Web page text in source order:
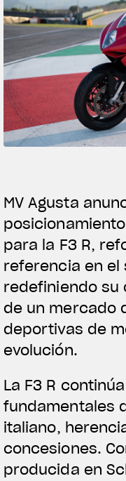
Follow Us
MV Agusta
para la F3 R,
referencia en el
redefiniendo
de un mercado
deportivas de
evolución.
La F3 R
fundamentales
italiano,
concesiones.
producida en